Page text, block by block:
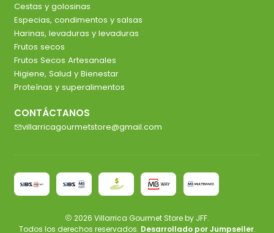
Cestas y golosinas
Especias, condimentos y salsas
Harinas, levaduras y levaduras
Frutos secos
Frutos Secos Artesanales
Higiene, Salud y Bienestar
Proteínas y superalimentos
CONTÁCTANOS
villarricagourmetstore@gmail.com
2026 Villarrica Gourmet Store by JFF.
Todos los derechos reservados. Desarrollado por Jumpseller.